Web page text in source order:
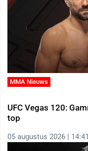
MMA Nieuws
UFC Vegas 120:
top
05 augustus 2026 | 14:41